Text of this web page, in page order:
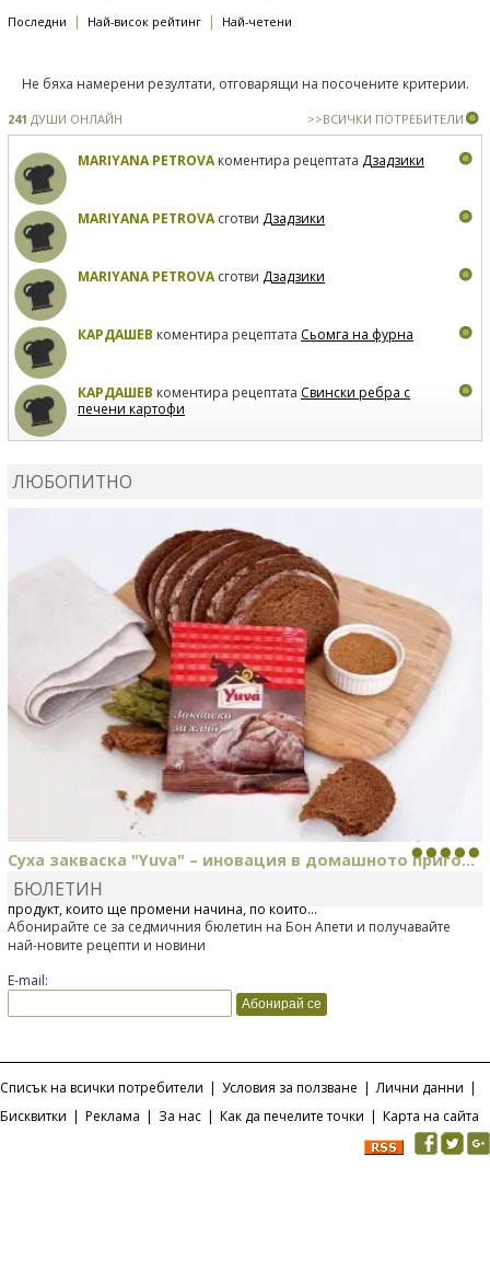
Последни | Най-висок рейтинг | Най-четени
Не бяха намерени резултати, отговарящи на посочените критерии.
241 ДУШИ ОНЛАЙН >>ВСИЧКИ ПОТРЕБИТЕЛИ
MARIYANA PETROVAкоментира рецептата Дзадзики
MARIYANA PETROVAсготви Дзадзики
MARIYANA PETROVAсготви Дзадзики
КАРДАШЕВ коментира рецептата Сьомга на фурна
КАРДАШЕВ коментира рецептата Свински ребра с
печени картофи
ЛЮБОПИТНО
Суха закваска "Yuva" – иновация в домашното приго...
Отскоро Лесафр България стартира предлагането на изцяло нов
продукт, който ще промени начина, по който...
БЮЛЕТИН
Абонирайте се за седмичния бюлетин на Бон Апети и получавайте
най-новите рецепти и новини
E-mail:
Списък на всички потребители | Условия за ползване | Лични данни |
Бисквитки | Реклама | За нас | Как да печелите точки | Карта на сайта